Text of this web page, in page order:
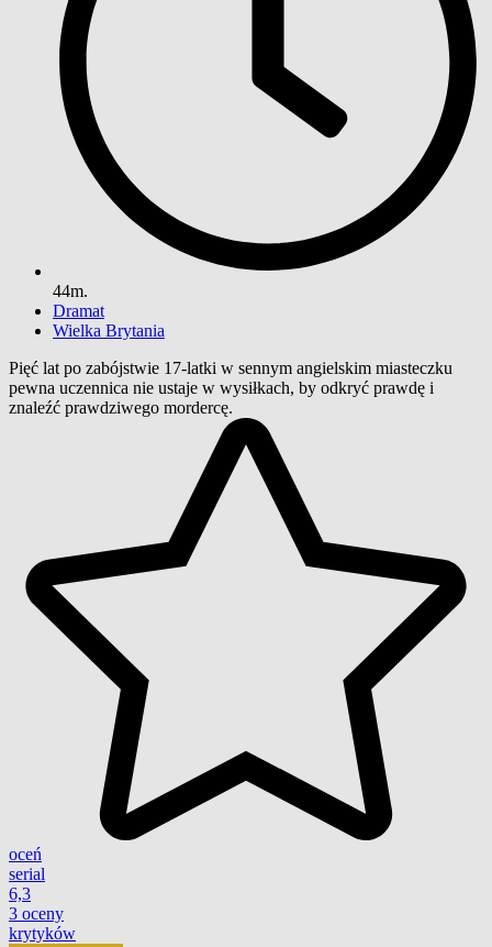
44m.
Dramat
Wielka Brytania
Pięć lat po zabójstwie 17-latki w sennym angielskim miasteczku
pewna uczennica nie ustaje w wysiłkach, by odkryć prawdę i
znaleźć prawdziwego mordercę.
oceń
serial
6,3
3 oceny
krytyków